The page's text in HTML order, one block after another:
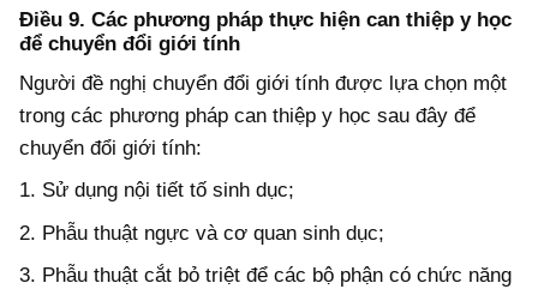
Điều 9. Các phương pháp thực hiện can thiệp y học
để chuyển đổi giới tính
Người đề nghị chuyển đổi giới tính được lựa chọn một
trong các phương pháp can thiệp y học sau đây để
chuyển đổi giới tính:
1. Sử dụng nội tiết tố sinh dục;
2. Phẫu thuật ngực và cơ quan sinh dục;
3. Phẫu thuật cắt bỏ triệt để các bộ phận có chức năng